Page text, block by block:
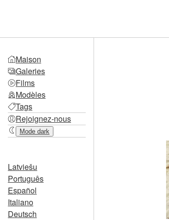
Maison
Galeries
Films
Modèles
Tags
Rejoignez-nous
Mode dark
Latviešu
Português
Español
Italiano
Deutsch